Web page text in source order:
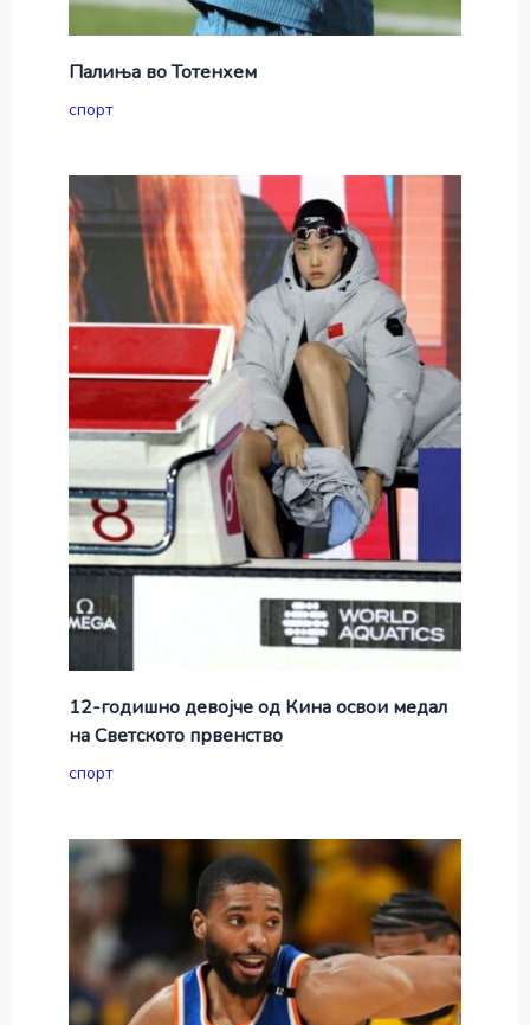
Палиња во Тотенхем
спорт
12-годишно девојче од Кина освои медал
на Светското првенство
спорт